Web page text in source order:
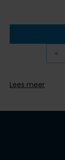
Vorige
Lees meer